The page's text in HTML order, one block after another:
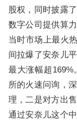
股权，同时披露
数字公司提供算
当时市场上最火
间拉爆了安奈儿
最大涨幅超
所的火速问询，
理，二是对方出
通过安奈儿这个